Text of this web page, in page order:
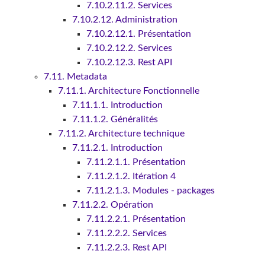
7.10.2.11.2. Services
7.10.2.12. Administration
7.10.2.12.1. Présentation
7.10.2.12.2. Services
7.10.2.12.3. Rest API
7.11. Metadata
7.11.1. Architecture Fonctionnelle
7.11.1.1. Introduction
7.11.1.2. Généralités
7.11.2. Architecture technique
7.11.2.1. Introduction
7.11.2.1.1. Présentation
7.11.2.1.2. Itération 4
7.11.2.1.3. Modules - packages
7.11.2.2. Opération
7.11.2.2.1. Présentation
7.11.2.2.2. Services
7.11.2.2.3. Rest API